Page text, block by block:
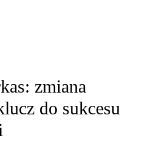
zmiana
do sukcesu